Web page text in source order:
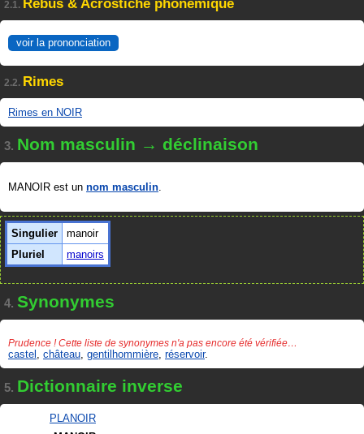
2.1. Rébus & Acrostiche phonémique
voir la prononciation
2.2. Rimes
Rimes en NOIR
3. Nom masculin → déclinaison
MANOIR est un nom masculin.
Singulier
manoir
Pluriel
manoirs
4. Synonymes
Prudence ! Cette liste de synonymes n'a pas encore été vérifiée…
castel château gentilhommière réservoir.
5. Dictionnaire inverse
PLANOIR